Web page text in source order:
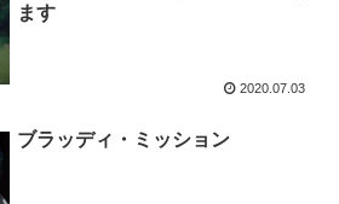
ます
2020.07.03
ブラッディ・ミッション